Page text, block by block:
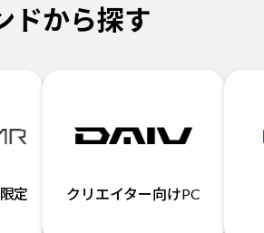
ドから探す
定
クリエイター向けPC